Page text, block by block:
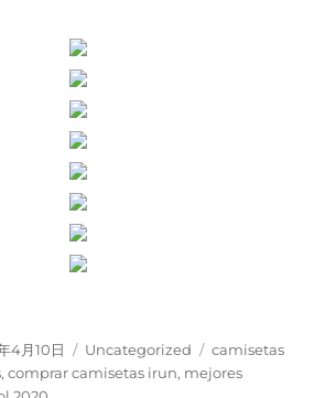
4月10日 Categorías
Uncategorized Etiquetas
camisetas
,comprar camisetas irun, mejores